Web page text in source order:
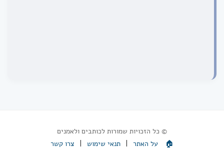
© כל הזכויות שמורות לכותבים ולאמנים
🏠
על האתר | תנאי שימוש | צרו קשר